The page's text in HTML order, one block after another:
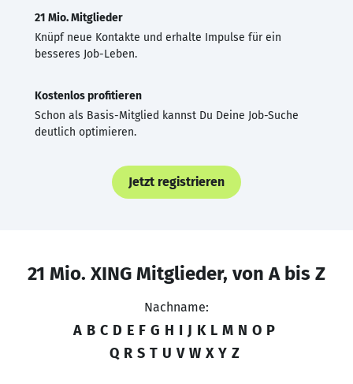
21 Mio. Mitglieder
Knüpf neue Kontakte und erhalte Impulse für ein
besseres Job-Leben.
Kostenlos profitieren
Schon als Basis-Mitglied kannst Du Deine Job-Suche
deutlich optimieren.
Jetzt registrieren
21 Mio. XING Mitglieder, von A bis Z
Nachname:
A B C D E F G H I J K L M N O P
Q R S T U V W X Y Z